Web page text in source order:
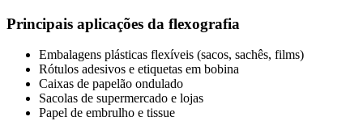
Principais aplicações da flexografia
Embalagens plásticas flexíveis (sacos, sachês, films)
Rótulos adesivos e etiquetas em bobina
Caixas de papelão ondulado
Sacolas de supermercado e lojas
Papel de embrulho e tissue